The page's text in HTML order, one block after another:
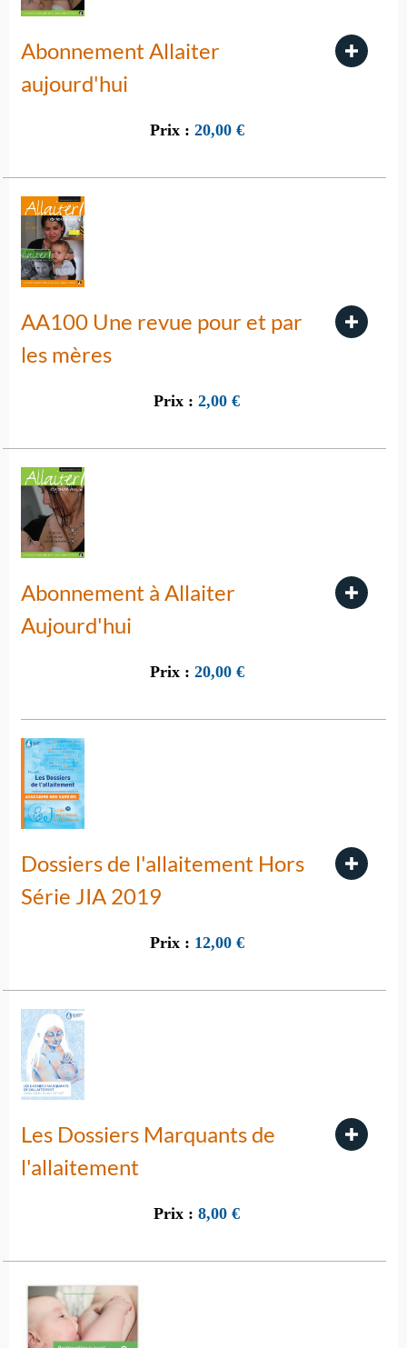
Abonnement Allaiter
aujourd'hui
Prix : 20,00 €
AA100 Une revue pour et par
les mères
Prix : 2,00 €
Abonnement à Allaiter
Aujourd'hui
Prix : 20,00 €
Dossiers de l'allaitement Hors
Série JIA 2019
Prix : 12,00 €
Les Dossiers Marquants de
l'allaitement
Prix : 8,00 €